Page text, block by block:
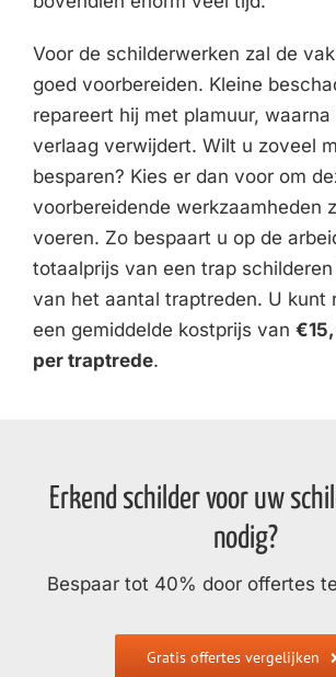
Voor de schilderwerken zal de
goed voorbereiden. Kleine
repareert hij met plamuur, waarna
verlaag verwijdert. Wilt u zoveel
besparen? Kies er dan voor om
voorbereidende werkzaamheden
voeren. Zo bespaart u op de
totaalprijs van een trap
van het aantal traptreden. U kunt
een gemiddelde kostprijs van
per traptrede.
Erkend schilder voor uw
nodig?
Bespaar tot 40% door offertes
Gratis offertes vergelijken